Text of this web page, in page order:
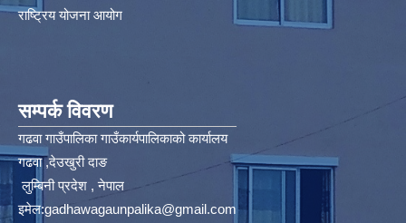
राष्ट्रिय योजना आयोग
सम्पर्क विवरण
गढवा गाउँपालिका गाउँकार्यपालिकाको कार्यालय
गढवा ,देउखुरी दाङ
लुम्बिनी प्रदेश , नेपाल
इमेल:gadhawagaunpalika@gmail.com